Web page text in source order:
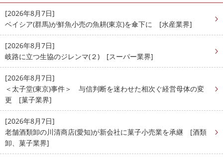
[2026年8月7日]
ベイシア(群馬)が鮮魚小売の魚耕(東京)を傘下に [水産業界]
[2026年8月7日]
岐路に立つ生協のジレンマ(２) [スーパー業界]
[2026年8月7日]
＜太子堂(東京)事件＞ 与信判断を迷わせた相次ぐ経営母体の変
更 [菓子業界]
[2026年8月7日]
老舗酒類卸の川清商店(愛知)が新会社に菓子小売業を承継 [酒類
卸、菓子業界]